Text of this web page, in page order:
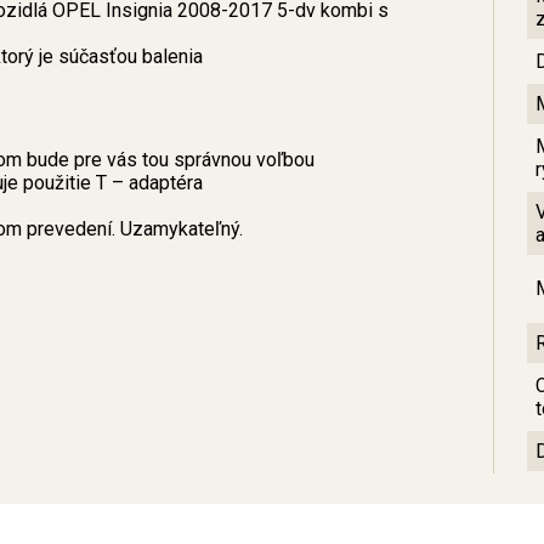
OPEL Insignia 2008-2017 5-dv kombi s
je súčasťou balenia
bude pre vás tou správnou voľbou
použitie T – adaptéra
prevedení. Uzamykateľný.